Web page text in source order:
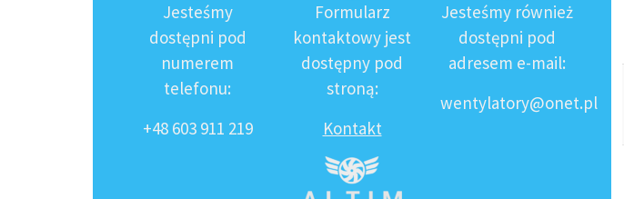
Jesteśmy
dostępni pod
numerem
telefonu:
+48 603 911 219
Formularz
kontaktowy jest
dostępny pod
stroną:
Kontakt
Jesteśmy również
dostępni pod
adresem e-mail:
wentylatory@onet.pl